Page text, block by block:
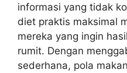
informasi yang tidak
diet praktis maksimal
mereka yang ingin
rumit. Dengan
sederhana, pola